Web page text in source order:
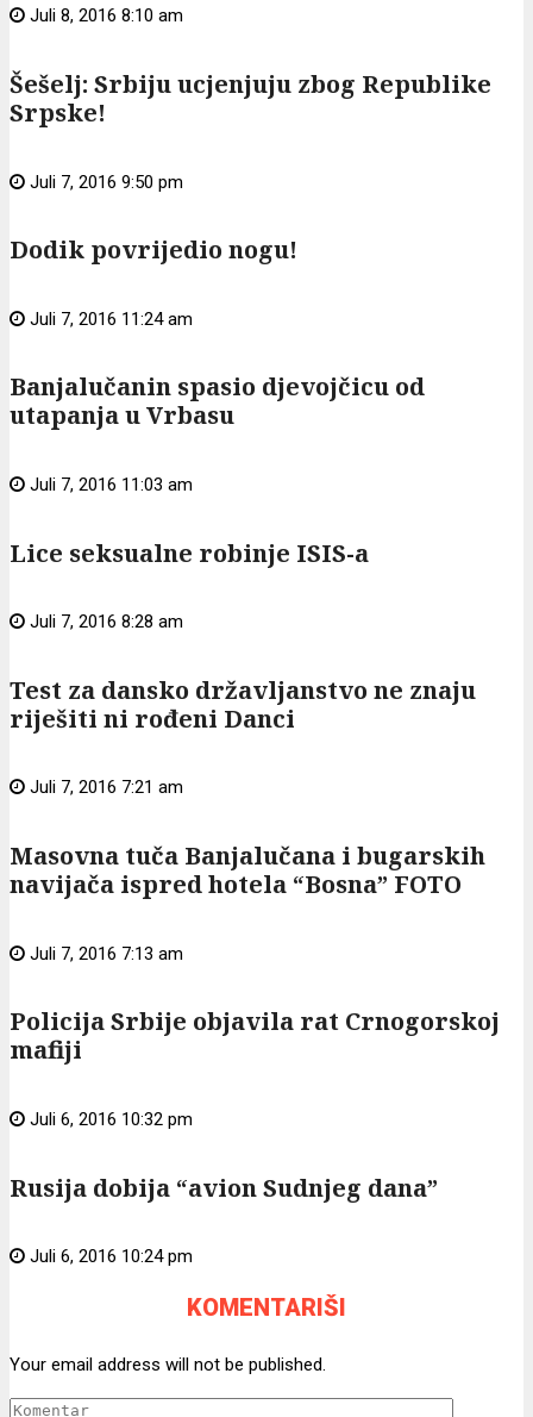
Juli 8, 2016 8:10 am
Šešelj: Srbiju ucjenjuju zbog Republike
Srpske!
Juli 7, 2016 9:50 pm
Dodik povrijedio nogu!
Juli 7, 2016 11:24 am
Banjalučanin spasio djevojčicu od
utapanja u Vrbasu
Juli 7, 2016 11:03 am
Lice seksualne robinje ISIS-a
Juli 7, 2016 8:28 am
Test za dansko državljanstvo ne znaju
riješiti ni rođeni Danci
Juli 7, 2016 7:21 am
Masovna tuča Banjalučana i bugarskih
navijača ispred hotela “Bosna” FOTO
Juli 7, 2016 7:13 am
Policija Srbije objavila rat Crnogorskoj
mafiji
Juli 6, 2016 10:32 pm
Rusija dobija “avion Sudnjeg dana”
Juli 6, 2016 10:24 pm
KOMENTARIŠI
Your email address will not be published.